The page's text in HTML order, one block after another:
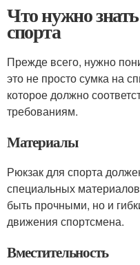
Что нужно
спорта
Прежде всего, нужно
это не просто сумка на
которое должно
требованиям.
Материалы
Рюкзак для спорта
специальных
быть прочными, но и
движения спортсмена.
Вместительность